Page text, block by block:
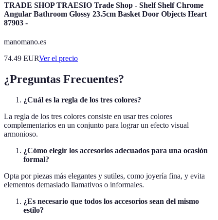
TRADE SHOP TRAESIO Trade Shop - Shelf Shelf Chrome
Angular Bathroom Glossy 23.5cm Basket Door Objects Heart
87903 -
manomano.es
74.49 EURVer el precio
¿Preguntas Frecuentes?
¿Cuál es la regla de los tres colores?
La regla de los tres colores consiste en usar tres colores
complementarios en un conjunto para lograr un efecto visual
armonioso.
¿Cómo elegir los accesorios adecuados para una ocasión
formal?
Opta por piezas más elegantes y sutiles, como joyería fina, y evita
elementos demasiado llamativos o informales.
¿Es necesario que todos los accesorios sean del mismo
estilo?